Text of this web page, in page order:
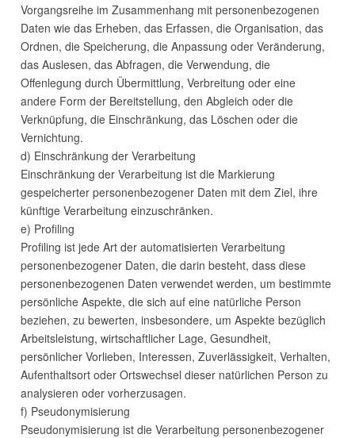
Vorgangsreihe im Zusammenhang mit personenbezogenen
Daten wie das Erheben, das Erfassen, die Organisation, das
Ordnen, die Speicherung, die Anpassung oder Veränderung,
das Auslesen, das Abfragen, die Verwendung, die
Offenlegung durch Übermittlung, Verbreitung oder eine
andere Form der Bereitstellung, den Abgleich oder die
Verknüpfung, die Einschränkung, das Löschen oder die
Vernichtung.
d) Einschränkung der Verarbeitung
Einschränkung der Verarbeitung ist die Markierung
gespeicherter personenbezogener Daten mit dem Ziel, ihre
künftige Verarbeitung einzuschränken.
e) Profiling
Profiling ist jede Art der automatisierten Verarbeitung
personenbezogener Daten, die darin besteht, dass diese
personenbezogenen Daten verwendet werden, um bestimmte
persönliche Aspekte, die sich auf eine natürliche Person
beziehen, zu bewerten, insbesondere, um Aspekte bezüglich
Arbeitsleistung, wirtschaftlicher Lage, Gesundheit,
persönlicher Vorlieben, Interessen, Zuverlässigkeit, Verhalten,
Aufenthaltsort oder Ortswechsel dieser natürlichen Person zu
analysieren oder vorherzusagen.
f) Pseudonymisierung
Pseudonymisierung ist die Verarbeitung personenbezogener